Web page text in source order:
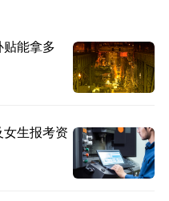
贴能拿多
生报考资